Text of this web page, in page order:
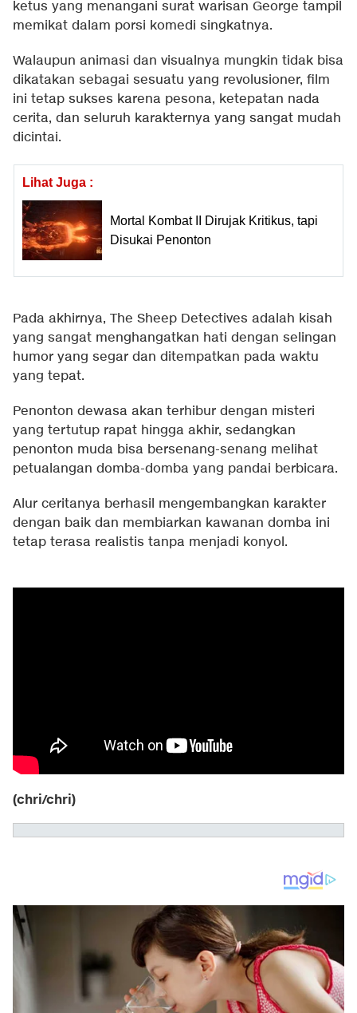
ketus yang menangani surat warisan George tampil
memikat dalam porsi komedi singkatnya.
Walaupun animasi dan visualnya mungkin tidak bisa
dikatakan sebagai sesuatu yang revolusioner, film
ini tetap sukses karena pesona, ketepatan nada
cerita, dan seluruh karakternya yang sangat mudah
dicintai.
Lihat Juga :
Mortal Kombat II Dirujak Kritikus, tapi
Disukai Penonton
Pada akhirnya, The Sheep Detectives adalah kisah
yang sangat menghangatkan hati dengan selingan
humor yang segar dan ditempatkan pada waktu
yang tepat.
Penonton dewasa akan terhibur dengan misteri
yang tertutup rapat hingga akhir, sedangkan
penonton muda bisa bersenang-senang melihat
petualangan domba-domba yang pandai berbicara.
Alur ceritanya berhasil mengembangkan karakter
dengan baik dan membiarkan kawanan domba ini
tetap terasa realistis tanpa menjadi konyol.
(chri/chri)